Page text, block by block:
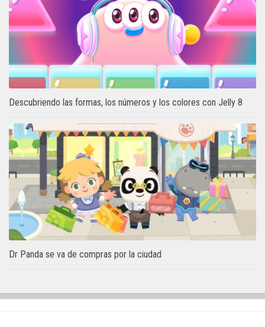
Descubriendo las formas, los números y los colores con Jelly 8
Dr Panda se va de compras por la ciudad